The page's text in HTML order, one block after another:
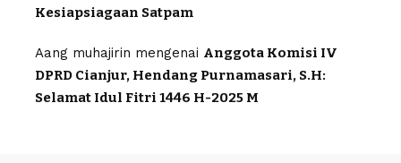
Kesiapsiagaan Satpam
Aang muhajirin mengenai Anggota Komisi IV
DPRD Cianjur, Hendang Purnamasari, S.H:
Selamat Idul Fitri 1446 H-2025 M